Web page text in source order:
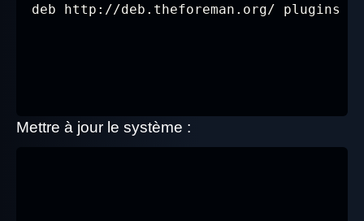
deb http://deb.theforeman.org/ plugins
Mettre à jour le système :